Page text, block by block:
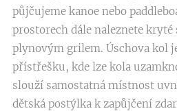
půjčujeme kanoe nebo
prostorech dále naleznete
plynovým grilem. Úschova kol
přístřešku, kde lze kola
slouží samostatná místnost
dětská postýlka k zapůjčení